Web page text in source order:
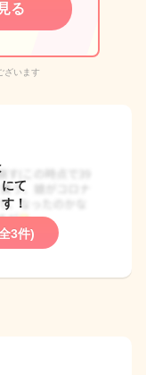
る
ざいます
にて
！
3件)